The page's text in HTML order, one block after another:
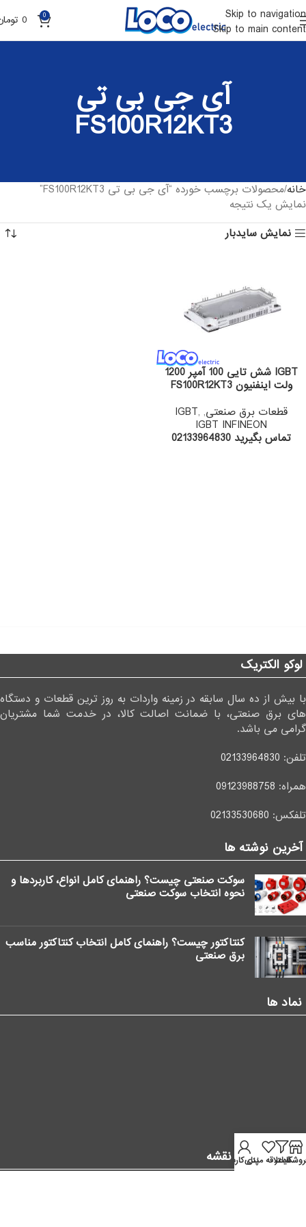
Skip to navigation
Skip to main content
0
0
آی جی بی تی
FS100R12KT3
خانه محصولات برچسب خورده “آی جی بی تی FS100R12KT3”
نمایش یک نتیجه
نمایش سایدبار
IGBT شش تایی 100 آمپر 1200
ولت اینفنیون FS100R12KT3
قطعات برق صنعتی,
IGBT,
IGBT INFINEON
تماس بگیرید 02133964830
لوکو الکتریک
با بیش از ده سال سابقه در زمینه واردات به روز ترین قطعات و دستگاه
های برق صنعتی، با ضمانت اصالت کالا، در خدمت شما مشتریان
گرامی می باشد.
تلفن: 02133964830
همراه: 09123988758
تلفکس: 02133530680
آخرین نوشته ها
سوکت صنعتی چیست؟ راهنمای کامل انواع، کاربردها و
نحوه انتخاب سوکت صنعتی
کنتاکتور چیست؟ راهنمای کامل انتخاب کنتاکتور مناسب
برق صنعتی
نماد ها
موقعیت ما در نقشه
فیلترعلاقه مندیپنل کاربر